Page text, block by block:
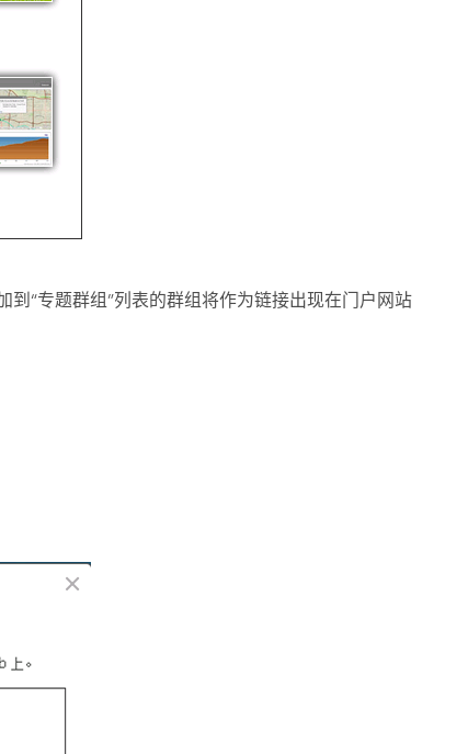
“专题群组”列表的群组将作为链接出现在门户网站